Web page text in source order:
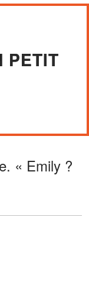
PETIT
« Emily ?